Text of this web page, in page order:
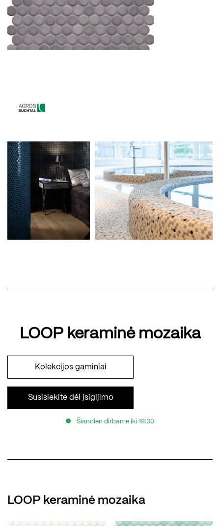
LOOP keraminė mozaika
Kolekcijos gaminiai
Susisiekite dėl įsigijimo
Šiandien dirbame iki 19:00
LOOP keraminė mozaika